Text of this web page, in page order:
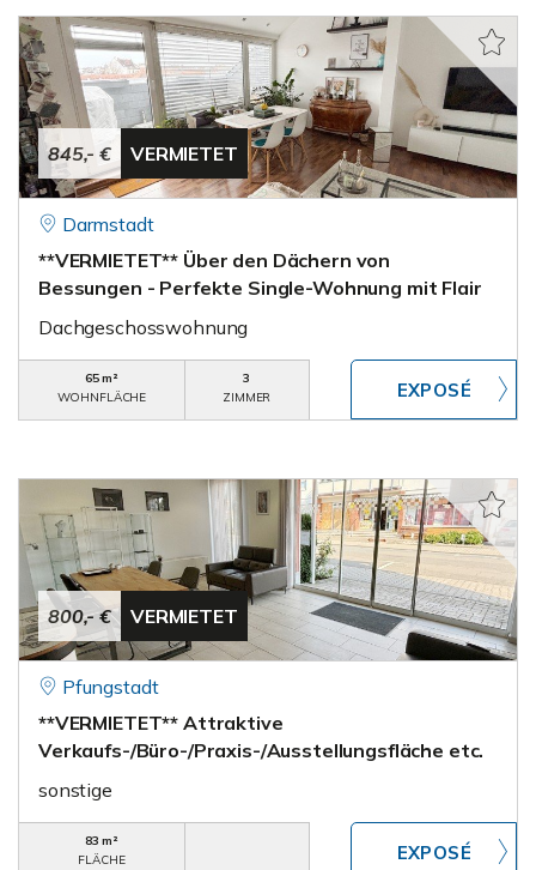
845,- € VERMIETET
Darmstadt
**VERMIETET** Über den Dächern von
Bessungen - Perfekte Single-Wohnung mit Flair
Dachgeschosswohnung
65 m²
WOHNFLÄCHE
3
ZIMMER
800,- € VERMIETET
Pfungstadt
**VERMIETET** Attraktive
Verkaufs-/Büro-/Praxis-/Ausstellungsfläche etc.
sonstige
83 m²
FLÄCHE